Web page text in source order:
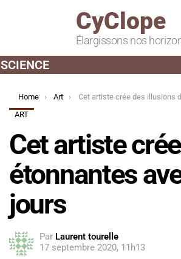
CyClope
Élargissons nos
SCIENCE
You are here:
Home Art
Cet artiste crée des illusions d’optique étonnantes avec
ART
Cet artiste
étonnantes
jours
Par Laurent tourelle
17 septembre 2020, 11h13